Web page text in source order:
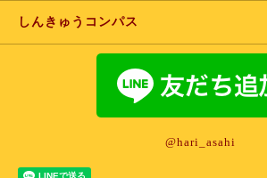
しんきゅうコンパス
@hari_asahi